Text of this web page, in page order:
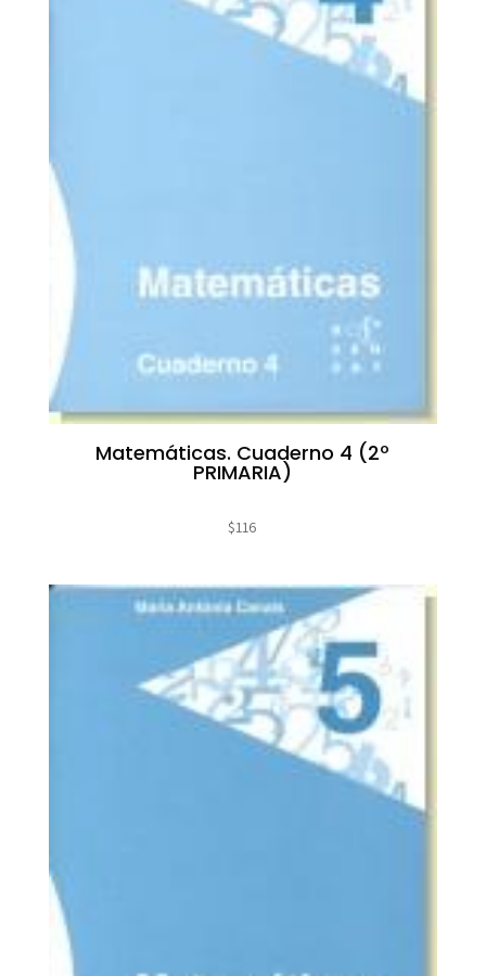
Matemáticas. Cuaderno 4 (2º
PRIMARIA)
$116